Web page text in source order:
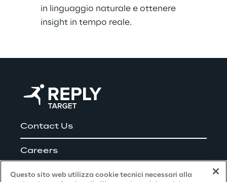
in linguaggio naturale e ottenere
insight in tempo reale.
Contact Us
Careers
Questo sito web utilizza cookie tecnici necessari alla